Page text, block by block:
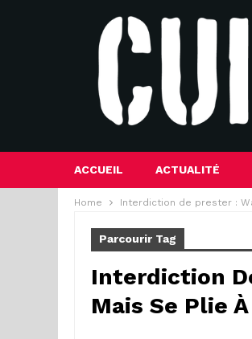
ACCUEIL ACTUALITÉ
Home Interdiction de prester :
Parcourir Tag
Interdiction
Mais Se Plie À